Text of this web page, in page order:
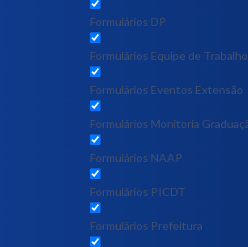
Formulários DP
Formulários Equipe de
Formulários Eventos Extensão
Formulários Monitoria
Formulários NAAP
Formulários PICDT
Formulários Prefeitura